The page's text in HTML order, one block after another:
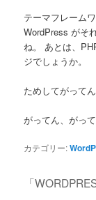
テーマフレーム
WordPress がそ
ね。 あとは、
ジでしょうか。
ためしてがってん
がってん、がっ
カテゴリー:
「